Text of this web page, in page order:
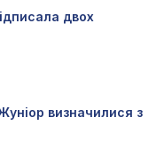
двох
Жуніор визначилися з